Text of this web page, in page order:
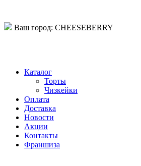
Ваш город: CHEESEBERRY
Каталог
Торты
Чизкейки
Оплата
Доставка
Новости
Акции
Контакты
Франшиза